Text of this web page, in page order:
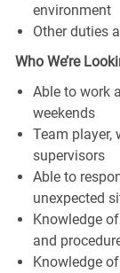
environment
Other duties
Who We’re
Able to work
weekends
Team player,
supervisors
Able to
unexpected
Knowledge
and
Knowledge